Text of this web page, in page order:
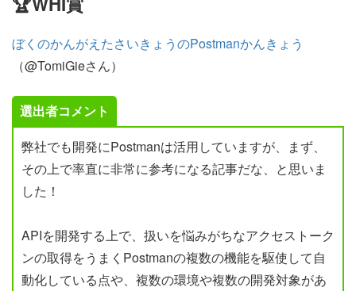
ぼくのかんがえたさいきょうのPostmanかんきょう
（@TomiGieさん）
選出者コメント
弊社でも開発にPostmanは活用していますが、まず、
その上で率直に非常に参考になる記事だな、と思いま
した！
APIを開発する上で、扱いを悩みがちなアクセストーク
ンの取得をうまくPostmanの複数の機能を駆使して自
動化している点や、複数の環境や複数の開発対象があ